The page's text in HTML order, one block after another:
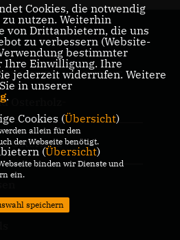
KONTAKT
Osterholz-
Osterholz
Cookies, die notwendig
nutzen. Weiterhin
von Drittanbietern, die uns
zu verbessern (Website-
bestimmter
Ihre Einwilligung. Ihre
jederzeit widerrufen. Weitere
in unserer
.
Cookies (Übersicht)
allein für den
der Webseite benötigt.
(Übersicht)
binden wir Dienste und
ein.
speichern